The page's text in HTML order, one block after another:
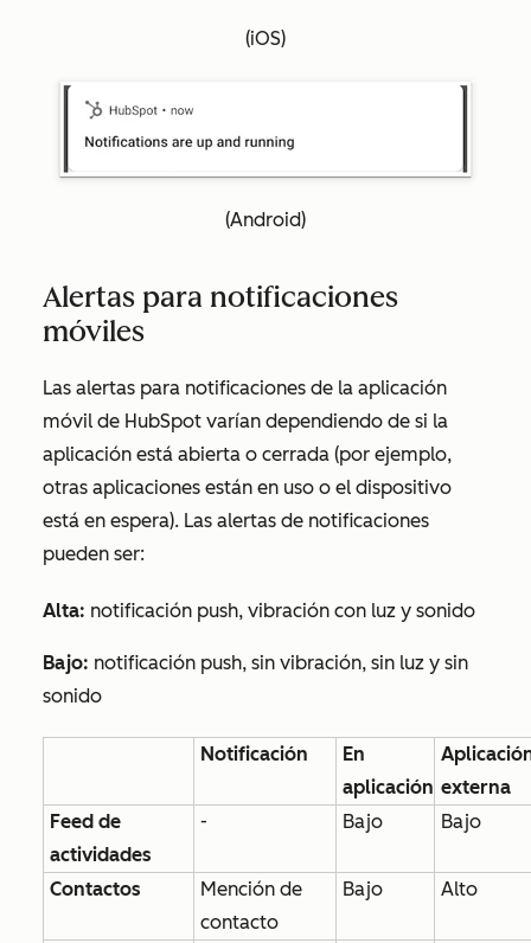
(iOS)
(Android)
Alertas para notificaciones
móviles
Las alertas para notificaciones de la aplicación
móvil de HubSpot varían dependiendo de si la
aplicación está abierta o cerrada (por ejemplo,
otras aplicaciones están en uso o el dispositivo
está en espera). Las alertas de notificaciones
pueden ser:
Alta: notificación push, vibración con luz y sonido
Bajo: notificación push, sin vibración, sin luz y sin
sonido
Notificación
En
aplicación externa
Feed de
actividades
- Bajo Bajo
Contactos
Mención de
contacto
Bajo Alto